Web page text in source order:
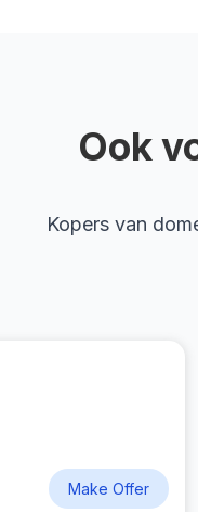
Ook
Kopers van
Make Offer